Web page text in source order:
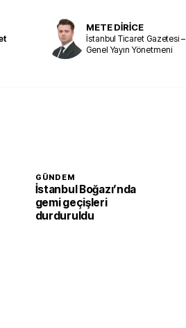
METE DİRİCE
İstanbul Ticaret Gazetesi –
Genel Yayın Yönetmeni
GÜNDEM
İstanbul Boğazı’nda
gemi geçişleri
durduruldu